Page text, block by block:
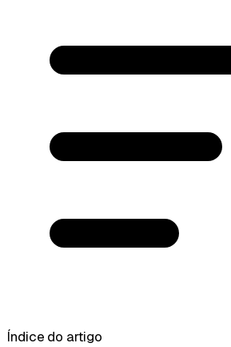
Índice do artigo